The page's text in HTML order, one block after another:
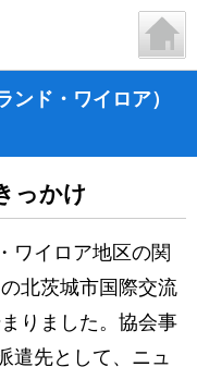
ンド・ワイロア）
っかけ
ワイロア地区の関
北茨城市国際交流
りました。協会事
遣先として、ニュ